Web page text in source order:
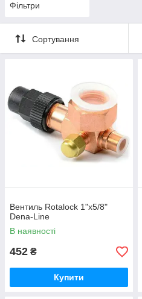
Фільтри
Сортування
Вентиль Rotalock 1"x5/8"
Dena-Line
В наявності
452 ₴
Купити